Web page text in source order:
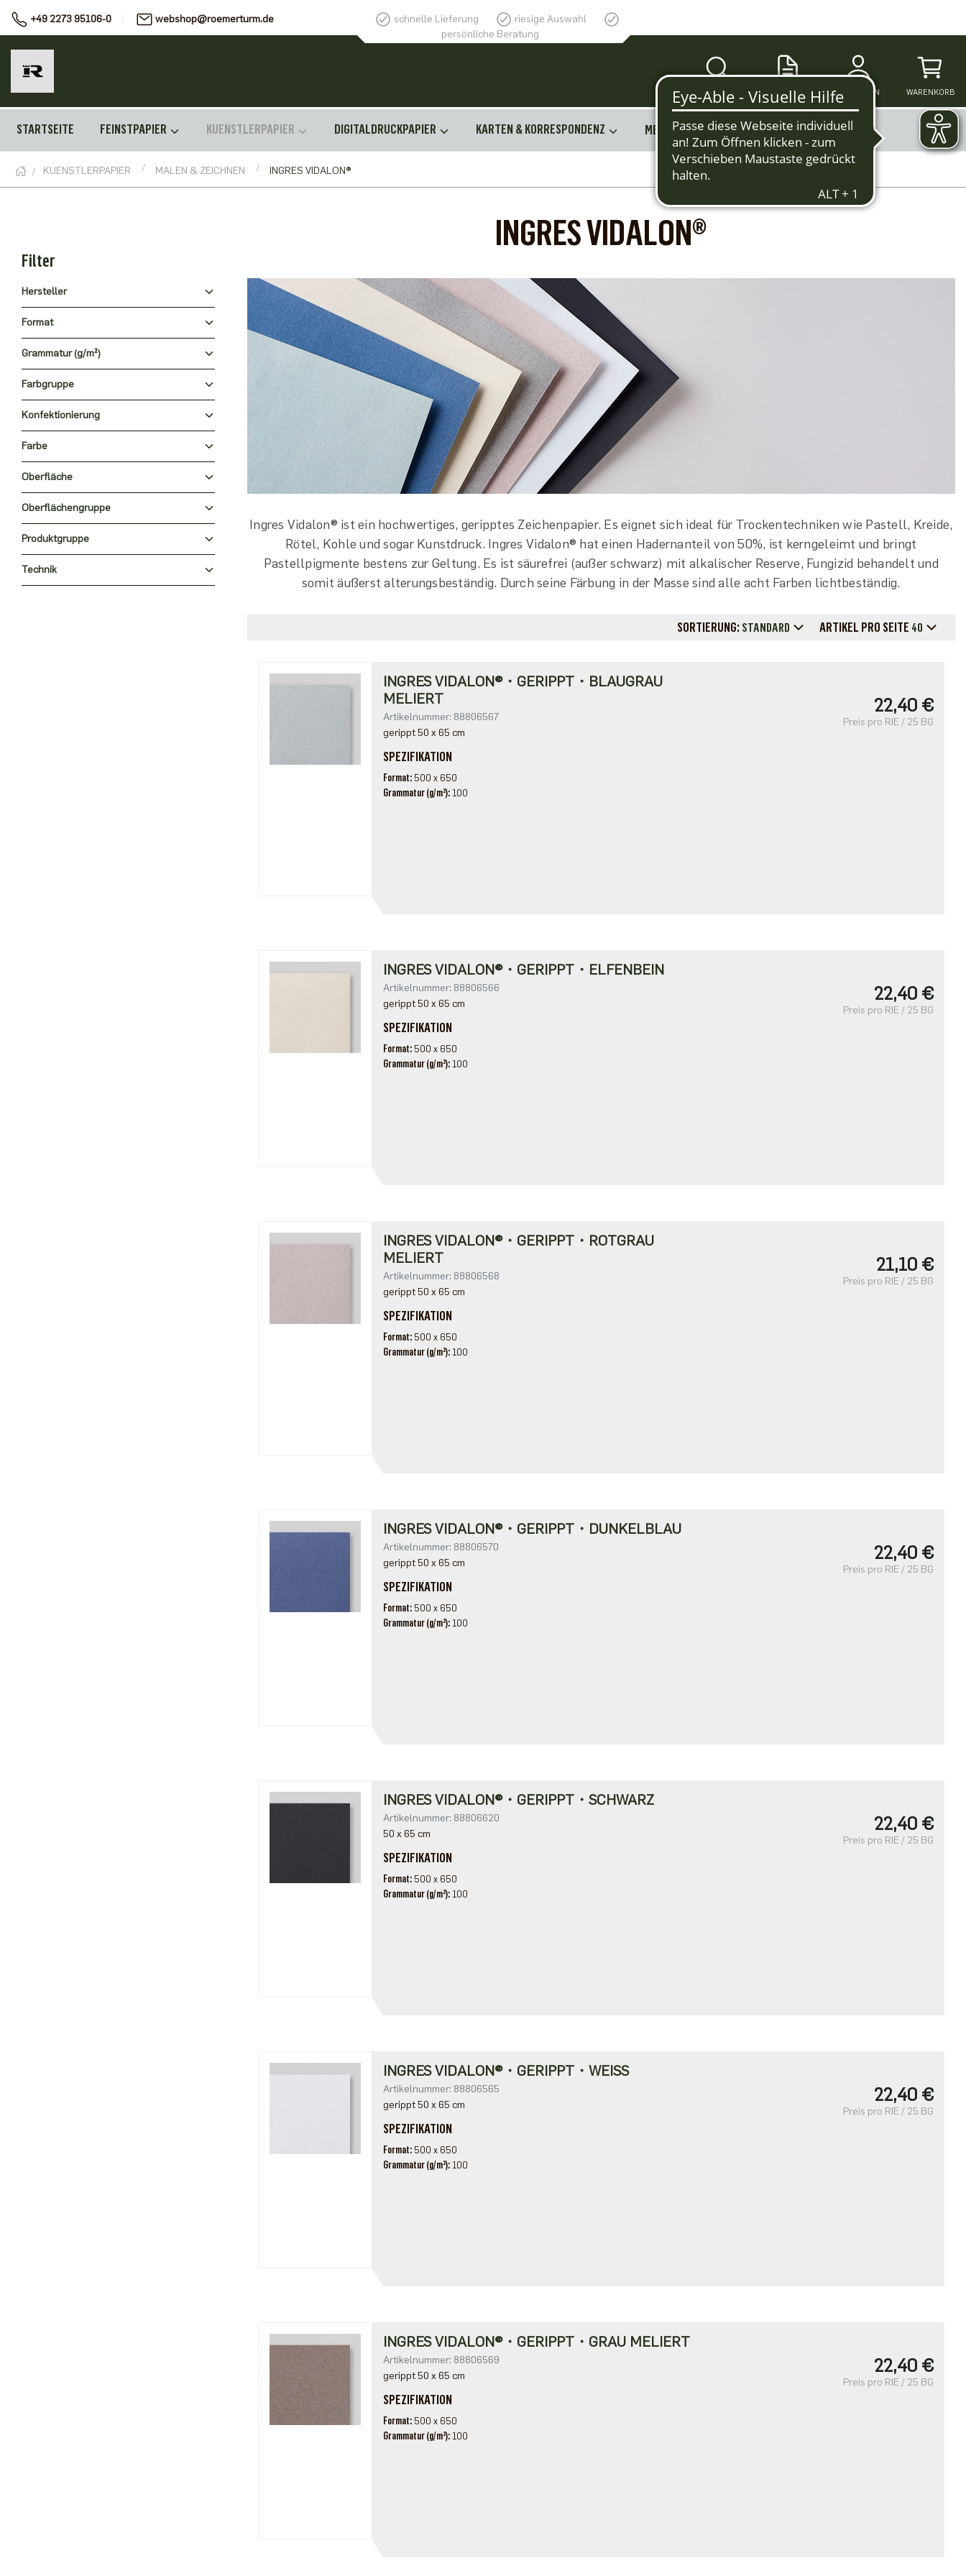
+49 2273 95106-0 webshop@roemerturm.de schnelle Lieferung
riesige Auswahl
persönliche Beratung
SUCHE MERKZETTEL ANMELDEN WARENKORB
STARTSEITE FEINSTPAPIER KUENSTLERPAPIER DIGITALDRUCKPAPIER KARTEN & KORRESPONDENZ MEHR
KUENSTLERPAPIER MALEN & ZEICHNEN INGRES VIDALON®
Filter
Hersteller
Format
Grammatur (g/m²)
Farbgruppe
Konfektionierung
Farbe
Oberfläche
Oberflächengruppe
Produktgruppe
Technik
INGRES VIDALON®
Ingres Vidalon® ist ein hochwertiges, geripptes Zeichenpapier. Es eignet sich ideal für Trockentechniken wie Pastell, Kreide,
Rötel, Kohle und sogar Kunstdruck. Ingres Vidalon® hat einen Hadernanteil von 50%, ist kerngeleimt und bringt
Pastellpigmente bestens zur Geltung. Es ist säurefrei (außer schwarz) mit alkalischer Reserve, Fungizid behandelt und
somit äußerst alterungsbeständig. Durch seine Färbung in der Masse sind alle acht Farben lichtbeständig.
SORTIERUNG: STANDARD ARTIKEL PRO SEITE 40
INGRES VIDALON®・GERIPPT・BLAUGRAU
MELIERT
Artikelnummer: 88806567
gerippt 50 x 65 cm
SPEZIFIKATION
Format 500 x 650
Grammatur (g/m²) 100
22,40 €
Preis pro RIE / 25 BG
INGRES VIDALON®・GERIPPT・ELFENBEIN
Artikelnummer: 88806566
gerippt 50 x 65 cm
SPEZIFIKATION
Format 500 x 650
Grammatur (g/m²) 100
22,40 €
Preis pro RIE / 25 BG
INGRES VIDALON®・GERIPPT・ROTGRAU
MELIERT
Artikelnummer: 88806568
gerippt 50 x 65 cm
SPEZIFIKATION
Format 500 x 650
Grammatur (g/m²) 100
21,10 €
Preis pro RIE / 25 BG
INGRES VIDALON®・GERIPPT・DUNKELBLAU
Artikelnummer: 88806570
gerippt 50 x 65 cm
SPEZIFIKATION
Format 500 x 650
Grammatur (g/m²) 100
22,40 €
Preis pro RIE / 25 BG
INGRES VIDALON®・GERIPPT・SCHWARZ
Artikelnummer: 88806620
50 x 65 cm
SPEZIFIKATION
Format 500 x 650
Grammatur (g/m²) 100
22,40 €
Preis pro RIE / 25 BG
INGRES VIDALON®・GERIPPT・WEISS
Artikelnummer: 88806565
gerippt 50 x 65 cm
SPEZIFIKATION
Format 500 x 650
Grammatur (g/m²) 100
22,40 €
Preis pro RIE / 25 BG
INGRES VIDALON®・GERIPPT・GRAU MELIERT
Artikelnummer: 88806569
gerippt 50 x 65 cm
SPEZIFIKATION
Format 500 x 650
Grammatur (g/m²) 100
22,40 €
Preis pro RIE / 25 BG